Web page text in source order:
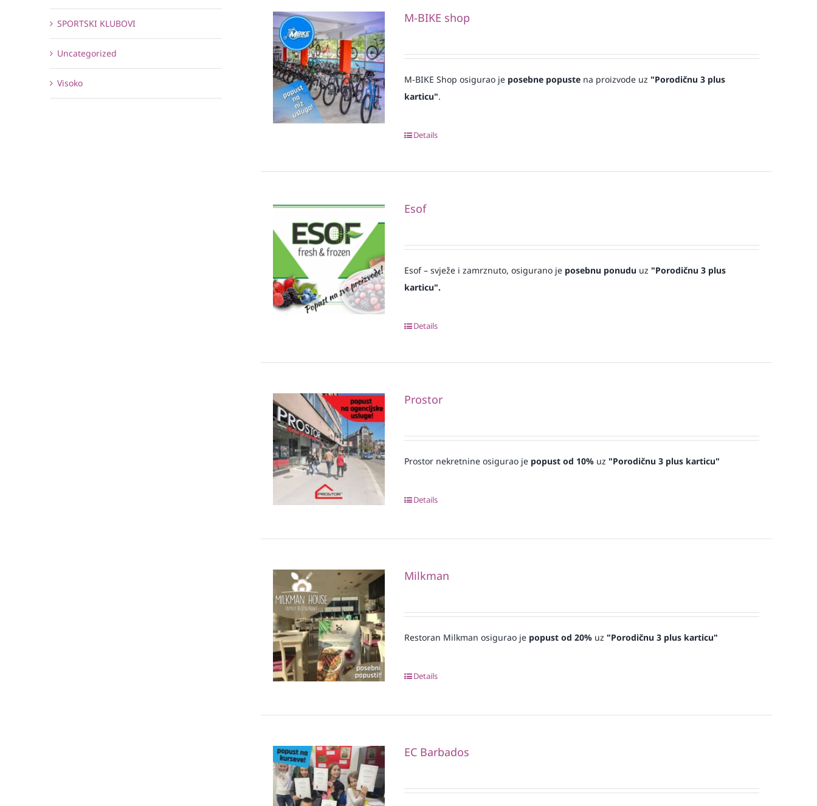
M-BIKE shop
M-BIKE Shop osigurao je posebne popustena proizvode uz "Porodičnu 3 plus
karticu".
Details
Esof
Esof – svježe i zamrznuto, osigurano je posebnu ponudu uz "Porodičnu 3 plus
karticu".
Details
Prostor
Prostor nekretnine osigurao je popust od 10%uz "Porodičnu 3 plus karticu"
Details
Milkman
Restoran Milkman osigurao je popust od 20%uz "Porodičnu 3 plus karticu"
Details
EC Barbados
SPORTSKI KLUBOVI
Uncategorized
Visoko